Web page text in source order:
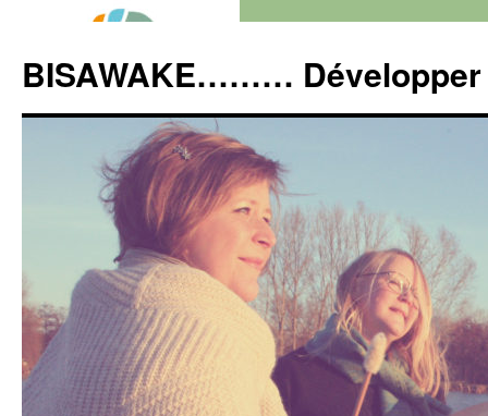
contenu
BISAWAKE……… Développer